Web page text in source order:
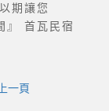
期讓您
』 首瓦民宿
一頁